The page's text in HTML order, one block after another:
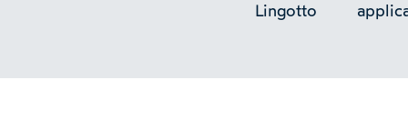
Lingotto